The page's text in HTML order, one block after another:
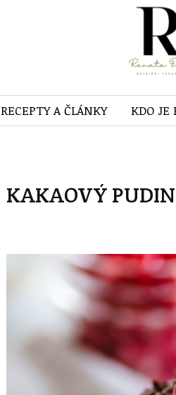
RECEPTY A ČLÁNKY KDO JE
KAKAOVÝ